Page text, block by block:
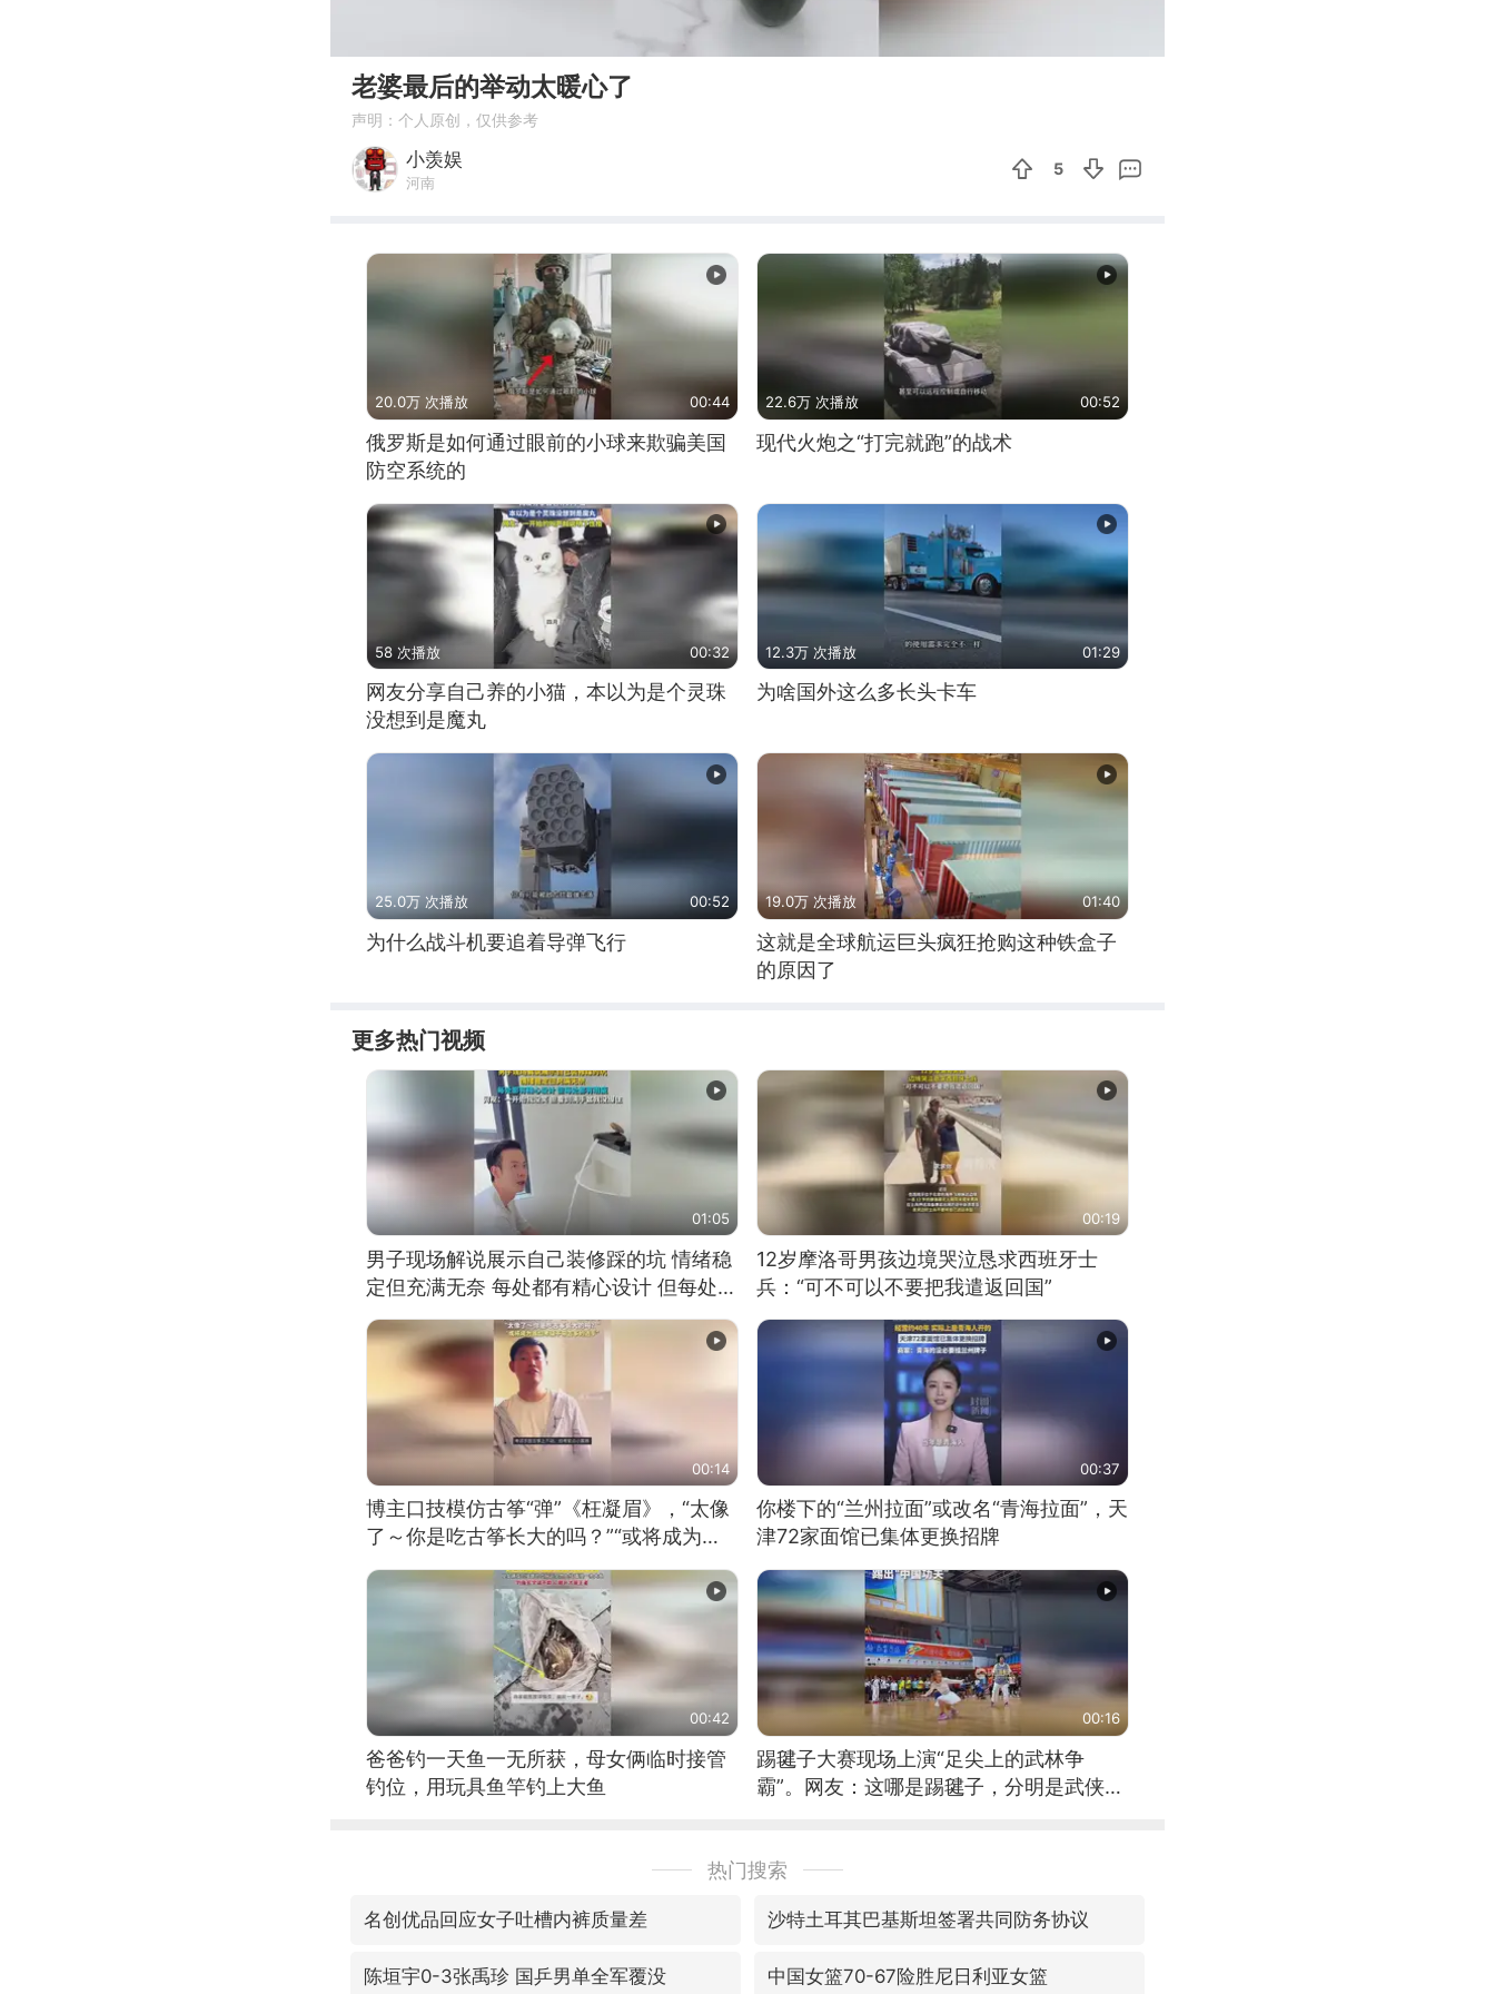
老婆最后的举动太暖心了
声明：个人原创，仅供参考
小羡娱
河南
5
20.0万 次播放 00:44
俄罗斯是如何通过眼前的小球来欺骗美国
防空系统的
22.6万 次播放 00:52
现代火炮之“打完就跑”的战术
58 次播放 00:32
网友分享自己养的小猫，本以为是个灵珠
没想到是魔丸
12.3万 次播放 01:29
为啥国外这么多长头卡车
25.0万 次播放 00:52
为什么战斗机要追着导弹飞行
19.0万 次播放 01:40
这就是全球航运巨头疯狂抢购这种铁盒子
的原因了
更多热门视频
01:05
男子现场解说展示自己装修踩的坑 情绪稳
定但充满无奈 每处都有精心设计 但每处都
有瑕疵 网友：一开始我没笑 但看到洗手盆
我没绷住
00:19
12岁摩洛哥男孩边境哭泣恳求西班牙士
兵：“可不可以不要把我遣返回国”
00:14
博主口技模仿古筝“弹”《枉凝眉》，“太像
了～你是吃古筝长大的吗？”“或将成为首
位考级不带古筝的选手。”（来源：新华每
日电讯）
00:37
你楼下的“兰州拉面”或改名“青海拉面”，天
津72家面馆已集体更换招牌
00:42
爸爸钓一天鱼一无所获，母女俩临时接管
钓位，用玩具鱼竿钓上大鱼
00:16
踢毽子大赛现场上演“足尖上的武林争
霸”。网友：这哪是踢毽子，分明是武侠片
热门搜索
名创优品回应女子吐槽内裤质量差 沙特土耳其巴基斯坦签署共同防务协议
陈垣宇0-3张禹珍 国乒男单全军覆没 中国女篮70-67险胜尼日利亚女篮